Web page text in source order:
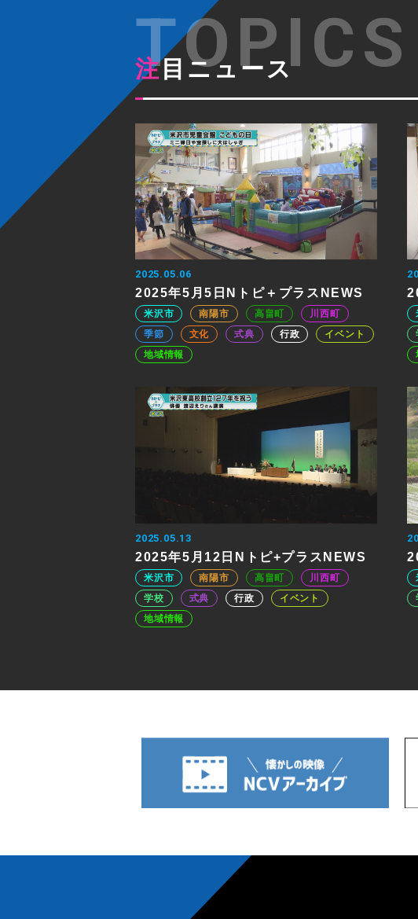
注目ニュース
2025.05.06
2025年5月5日Nトピ＋プラスNEWS
米沢市 南陽市 高畠町
川西町
季節
文化 式典 行政
イベント
地域情報
2025.05.13
2025年5月12日Nトピ+プラスNEWS
米沢市 南陽市 高畠町
川西町
学校
式典 行政
イベント
地域情報